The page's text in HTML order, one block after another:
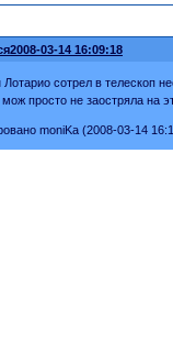
2008-03-14 16:09:18
сотрел в телескоп
мож просто не заостряла на
moniKa (2008-03-14